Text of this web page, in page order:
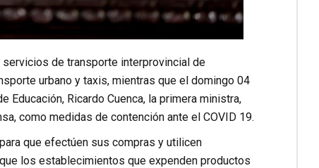
de transporte interprovincial de
urbano y taxis, mientras que el domingo 04
Ricardo Cuenca, la primera ministra,
como medidas de contención ante el COVID 19.
que efectúen sus compras y utilicen
los establecimientos que expenden productos